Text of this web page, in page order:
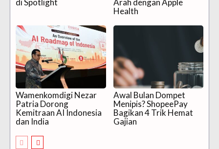
di Spotlight
Arah dengan Apple
Health
Wamenkomdigi Nezar
Patria Dorong
Kemitraan AI Indonesia
dan India
Awal Bulan Dompet
Menipis? ShopeePay
Bagikan 4 Trik Hemat
Gajian